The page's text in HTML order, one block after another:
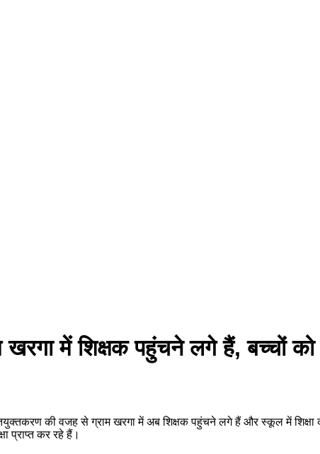
में शिक्षक पहुंचने लगे हैं, बच्चों को
की वजह से ग्राम खरगा में अब शिक्षक पहुंचने लगे हैं और स्कूल में
प्राप्त कर रहे हैं।